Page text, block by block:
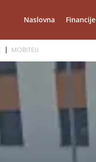
Naslovna Financije